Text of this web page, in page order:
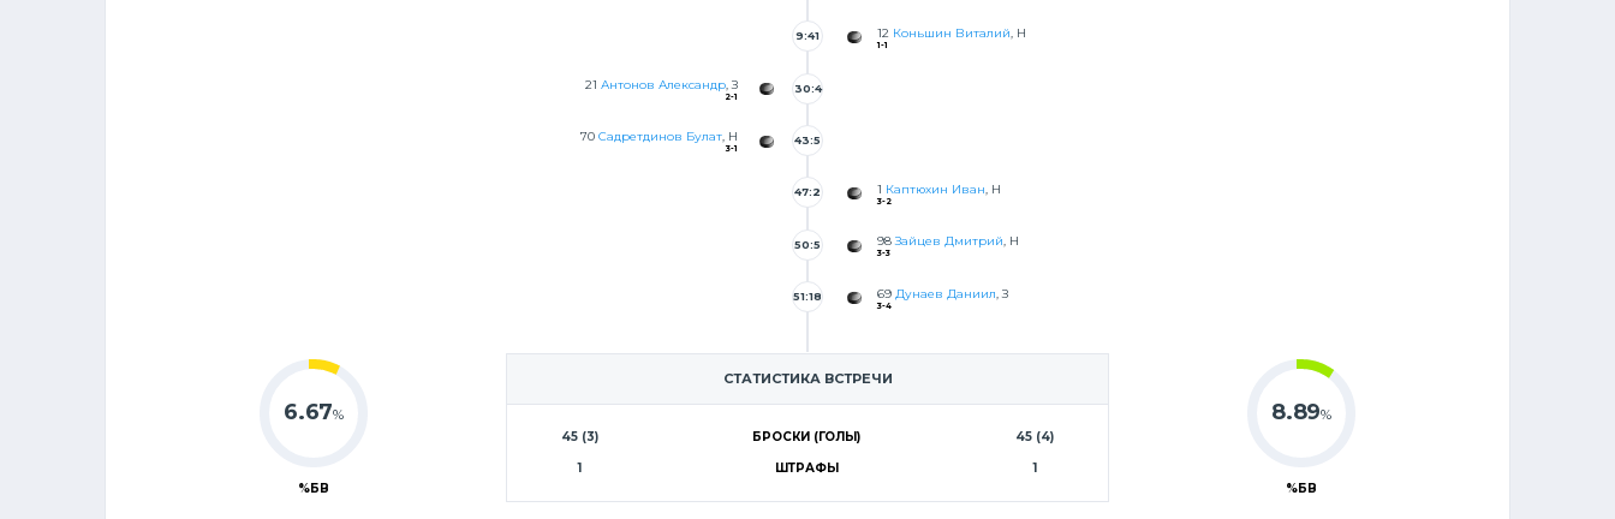
12 Коньшин Виталий, Н
1-1
9:41
21 Антонов Александр, З
2-1
30:4
70 Садретдинов Булат, Н
3-1
43:5
1 Каптюхин Иван, Н
3-2
47:2
98Зайцев Дмитрий, Н
3-3
50:5
69 Дунаев Даниил , З
3-4
51:18
СТАТИСТИКА ВСТРЕЧИ
45 (3) БРОСКИ (ГОЛЫ)
45 (4)
1
ШТРАФЫ 1
6.67%
%БВ
8.89%
%БВ